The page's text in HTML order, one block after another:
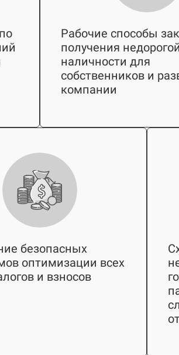
Рабочие способы
получения недорогой
наличности для
собственников и
компании
безопасных
оптимизации всех
и взносов